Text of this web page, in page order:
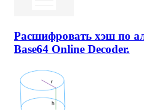
Расшифровать хэш по
Base64 Online Decoder.